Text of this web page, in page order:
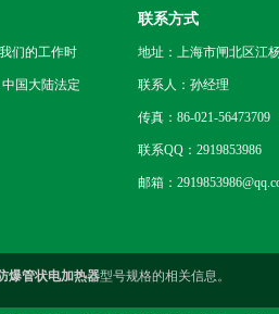
们的工作时
国大陆法定
联系方式
地址：上海市闸北区江
联系人：孙经理
传真：86-021-56473709
联系QQ：2919853986
邮箱：
爆管状电加热器型号规格的相关信息。